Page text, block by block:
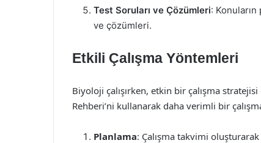
Test Soruları ve Çözümleri:
ve çözümleri.
Etkili Çalışma Yöntemleri
Biyoloji çalışırken, etkin bir çalışma
Rehberi’ni kullanarak daha verimli bir
Planlama: Çalışma takvimi oluşturarak